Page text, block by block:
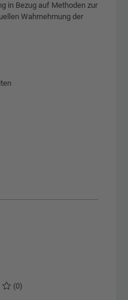
in Bezug auf Methoden zur
Wahrnehmung der
(0)